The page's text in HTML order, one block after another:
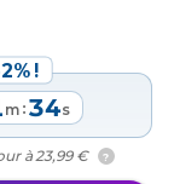
!
m :34s
à 23,99 € ?